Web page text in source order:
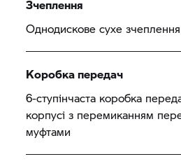
Зчеплення
Однодискове сухе зчеплення
Коробка передач
6-ступінчаста коробка
корпусі з перемиканням
муфтами